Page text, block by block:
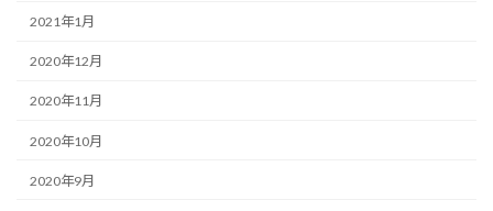
2021年1月
2020年12月
2020年11月
2020年10月
2020年9月